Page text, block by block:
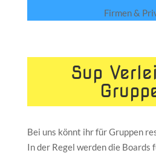
Firmen &
Sup
Bei uns könnt ihr für Gruppen
In der Regel werden die Boards